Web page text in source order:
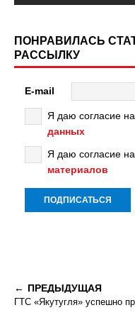
ПОНРАВИЛАСЬ
РАССЫЛКУ
E-mail
Я даю согласие на
данных
Я даю согласие на
материалов
ПРЕДЫДУЩАЯ
ГТС «Якутугля» успешно